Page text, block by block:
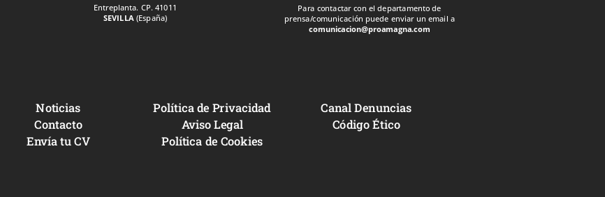
Entreplanta. CP. 41011
SEVILLA (España)
Para contactar con el departamento de
prensa/comunicación puede enviar un email a
comunicacion@proamagna.com
Noticias
Contacto
Envía tu CV
Política de Privacidad
Aviso Legal
Política de Cookies
Canal Denuncias
Código Ético